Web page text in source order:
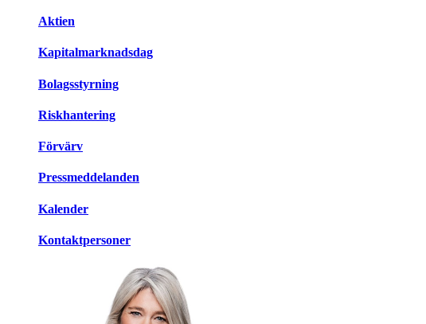
Aktien
Kapitalmarknadsdag
Bolagsstyrning
Riskhantering
Förvärv
Pressmeddelanden
Kalender
Kontaktpersoner